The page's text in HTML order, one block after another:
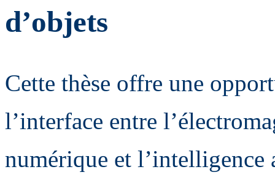
d’objets
Cette thèse offre une
l’interface entre
numérique et